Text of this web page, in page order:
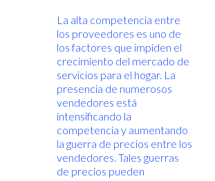
La alta competencia entre
los proveedores es uno de
los factores que impiden el
crecimiento del mercado de
servicios para el hogar. La
presencia de numerosos
vendedores está
intensificando la
competencia y aumentando
la guerra de precios entre los
vendedores. Tales guerras
de precios pueden